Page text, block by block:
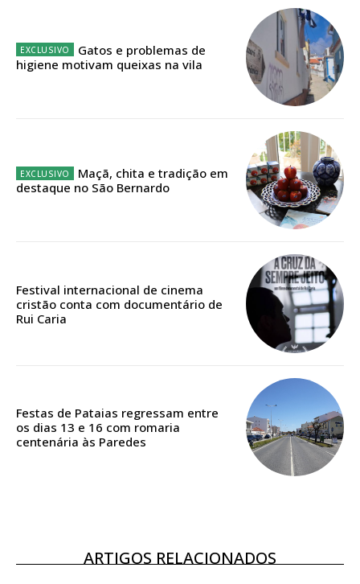
Escolha o plano
ASSINATURA
DIGITAL ANUAL
Acesso aos conteúdos Exclusivos para
Escolha o plano
Gatos e problemas de
higiene motivam queixas na vila
Maçã, chita e tradição em
destaque no São Bernardo
Festival internacional de cinema
cristão conta com documentário de
Rui Caria
Festas de Pataias regressam entre
os dias 13 e 16 com romaria
centenária às Paredes
ARTIGOS RELACIONADOS